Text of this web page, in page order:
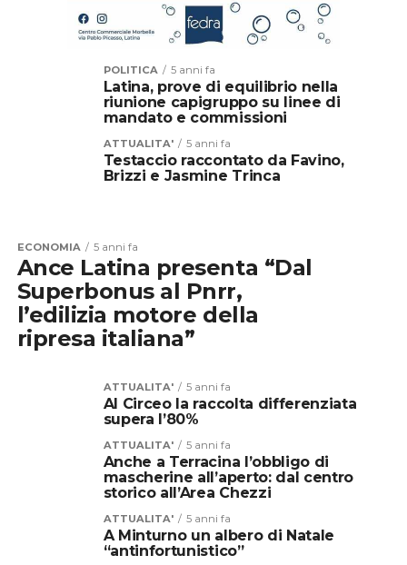
POLITICA 5 anni fa
Latina, prove di equilibrio nella
riunione capigruppo su linee di
mandato e commissioni
ATTUALITA' 5 anni fa
Testaccio raccontato da Favino,
Brizzi e Jasmine Trinca
ECONOMIA 5 anni fa
Ance Latina presenta “Dal
Superbonus al Pnrr,
l’edilizia motore della
ripresa italiana”
ATTUALITA' 5 anni fa
Al Circeo la raccolta differenziata
supera l’80%
ATTUALITA' 5 anni fa
Anche a Terracina l’obbligo di
mascherine all’aperto: dal centro
storico all’Area Chezzi
ATTUALITA' 5 anni fa
A Minturno un albero di Natale
“antinfortunistico”